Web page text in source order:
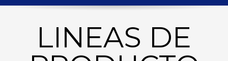
LINEAS DE